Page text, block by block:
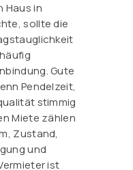
Haus in
sollte die
Gute
Pendelzeit,
stimmig
Miete zählen
Zustand,
und
ist